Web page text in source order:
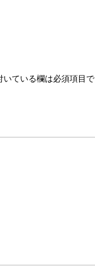
いている欄は必須項目で